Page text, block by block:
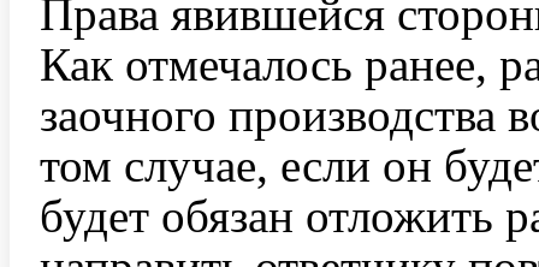
Права явившейся
Как отмечалось ранее,
заочного производства
том случае, если он
будет обязан отложить